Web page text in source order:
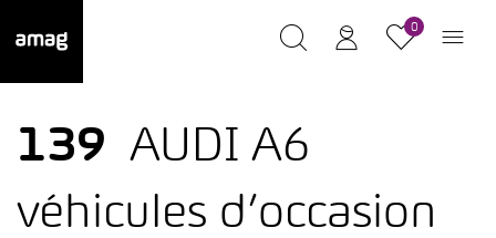
0
139 AUDI A6
véhicules d’occasion